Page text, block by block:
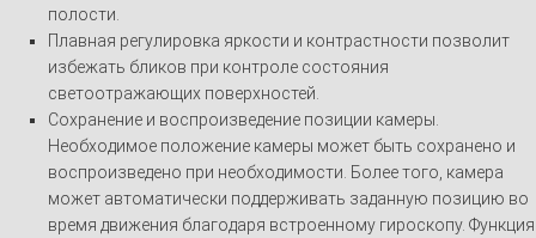
полости.
Плавная регулировка яркости и контрастности позволит
избежать бликов при контроле состояния
светоотражающих поверхностей.
Сохранение и воспроизведение позиции камеры.
Необходимое положение камеры может быть сохранено и
воспроизведено при необходимости. Более того, камера
может автоматически поддерживать заданную позицию во
время движения благодаря встроенному гироскопу. Функция